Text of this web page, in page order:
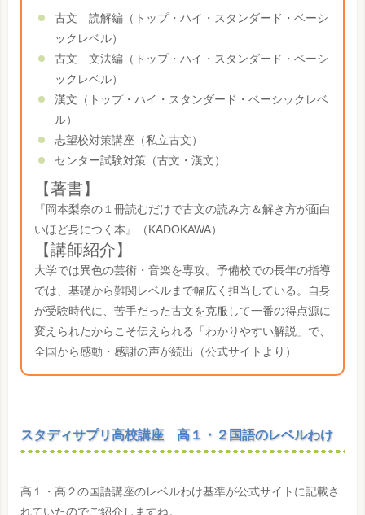
古文 読解編（トップ・ハイ・スタンダード・ベーシ
ックレベル）
古文 文法編（トップ・ハイ・スタンダード・ベーシ
ックレベル）
漢文（トップ・ハイ・スタンダード・ベーシックレベ
ル）
志望校対策講座（私立古文）
センター試験対策（古文・漢文）
【著書】
『岡本梨奈の１冊読むだけで古文の読み方＆解き方が面白
いほど身につく本』（KADOKAWA）
【講師紹介】
大学では異色の芸術・音楽を専攻。予備校での長年の指導
では、基礎から難関レベルまで幅広く担当している。自身
が受験時代に、苦手だった古文を克服して一番の得点源に
変えられたからこそ伝えられる「わかりやすい解説」で、
全国から感動・感謝の声が続出（公式サイトより）
スタディサプリ高校講座 高１・２国語のレベルわけ
高１・高２の国語講座のレベルわけ基準が公式サイトに記載さ
れていたのでご紹介しますね。